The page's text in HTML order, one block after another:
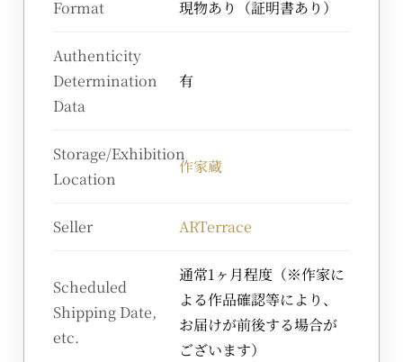
Format 現物あり（証明書あり）
Authenticity
Determination
Data
有
Storage/Exhibition
Location
作家蔵
Seller ARTerrace
Scheduled
Shipping Date,
etc.
通常1ヶ月程度（※作家に
よる作品確認等により、
お届けが前後する場合が
ございます）